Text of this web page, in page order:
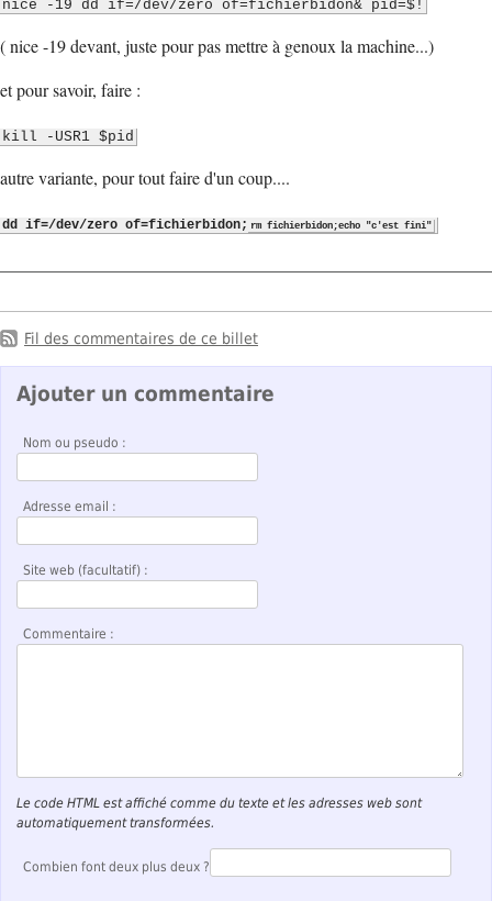
nice -19 dd if=/dev/zero of=fichierbidon& pid=$!
( nice -19 devant, juste pour pas mettre à genoux la machine...)
et pour savoir, faire :
kill -USR1 $pid
autre variante, pour tout faire d'un coup....
dd if=/dev/zero of=fichierbidon; rm fichierbidon;echo "c'est fini"
Fil des commentaires de ce billet
Ajouter un commentaire
Nom ou pseudo :
Adresse email :
Site web (facultatif) :
Commentaire :
Le code HTML est affiché comme du texte et les adresses web sont
automatiquement transformées.
Combien font deux plus deux ?